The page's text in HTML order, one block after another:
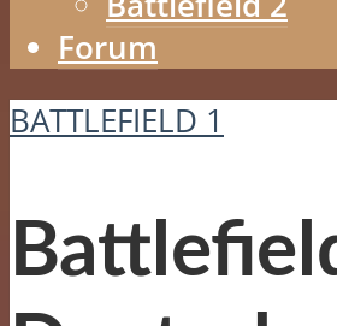
Forum
BATTLEFIELD 1